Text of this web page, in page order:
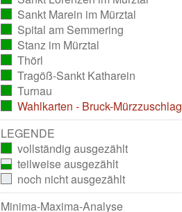
ausgezählt)
Sankt Marein im Mürztal(vollständig
ausgezählt)
Spital am Semmering
ausgezählt)
Stanz im Mürztal
ausgezählt)
Thörl
ausgezählt)
Tragöß-Sankt Katharein(vollständig
ausgezählt)
Turnau
ausgezählt)
Wahlkarten - Bruck-Mürzzuschlag
(vollständig
ausgezählt)
LEGENDE
vollständig ausgezählt
teilweise ausgezählt
noch nicht ausgezählt
Minima-Maxima-Analyse